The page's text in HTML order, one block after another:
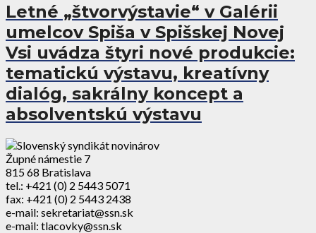
Letné „štvorvýstavie“ v Galérii
umelcov Spiša v Spišskej Novej
Vsi uvádza štyri nové produkcie:
tematickú výstavu, kreatívny
dialóg, sakrálny koncept a
absolventskú výstavu
Župné námestie 7
815 68 Bratislava
tel.: +421 (0) 2 5443 5071
fax: +421 (0) 2 5443 2438
e-mail: sekretariat@ssn.sk
e-mail: tlacovky@ssn.sk